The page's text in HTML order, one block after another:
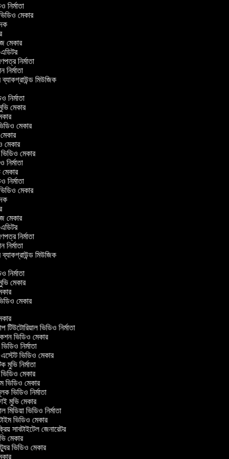
নির্মাতা
মেকার
মেকার
এডিটর
নির্মাতা
নির্মাতা
ব্যাকগ্রাউন্ড মিউজিক
নির্মাতা
মেকার
মেকার
মেকার
মেকার
মেকার
নির্মাতা
মেকার
নির্মাতা
মেকার
মেকার
এডিটর
নির্মাতা
নির্মাতা
ব্যাকগ্রাউন্ড মিউজিক
নির্মাতা
মেকার
মেকার
ভিডিও নির্মাতা
ভিডিও মেকার
নির্মাতা
ভিডিও মেকার
মুভি নির্মাতা
মেকার
ভিডিও মেকার
ভিডিও নির্মাতা
মুভি মেকার
ভিডিও নির্মাতা
ভিডিও মেকার
সাবটাইটেল জেনারেটর
মেকার
ভিডিও মেকার